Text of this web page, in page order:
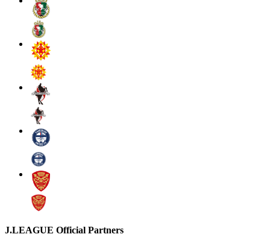
J.LEAGUE Official Partners